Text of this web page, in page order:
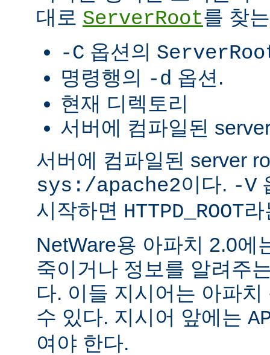
대로 ServerRoot를 찾
-C 옵션의
명령행의 -d 옵션.
현재 디렉토리
서버에 컴파일된
서버에 컴파일된 server
sys:/apache2이다. -V
시작하면 HTTPD_ROOT
NetWare용 아파치 2.0에
죽이거나 정보를 알려주
다. 이들 지시어는 아파
수 있다. 지시어 앞에는
여야 한다.